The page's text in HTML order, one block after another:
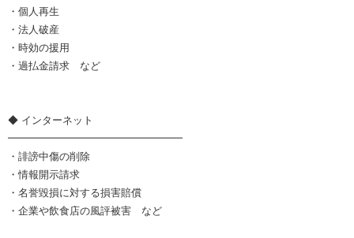
・個人再生
・法人破産
・時効の援用
・過払金請求 など
◆ インターネット
━━━━━━━━━━━━━━━━━
・誹謗中傷の削除
・情報開示請求
・名誉毀損に対する損害賠償
・企業や飲食店の風評被害 など